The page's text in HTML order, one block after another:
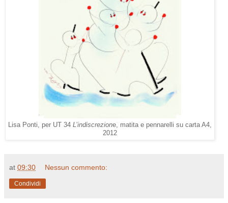
Lisa Ponti, per UT 34 L’indiscrezione, matita e pennarelli su carta A4,
2012
at 09:30 Nessun commento:
Condividi